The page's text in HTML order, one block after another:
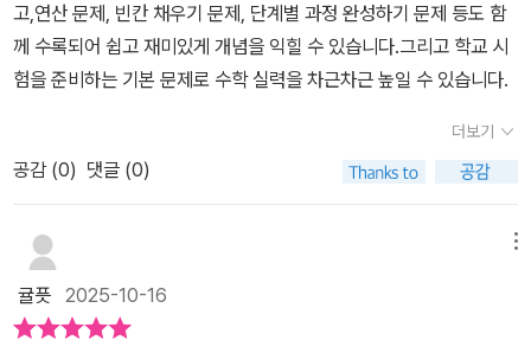
고,연산 문제, 빈칸 채우기 문제, 단계별 과정 완성하기 문제 등도 함
께 수록되어 쉽고 재미있게 개념을 익힐 수 있습니다.그리고 학교 시
험을 준비하는 기본 문제로 수학 실력을 차근차근 높일 수 있습니다.
더보기
공감 (0) 댓글 (0)
귤픗 2025-10-16